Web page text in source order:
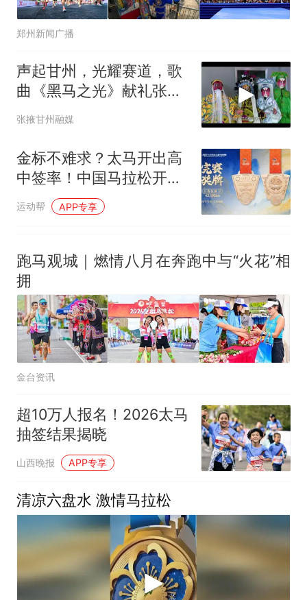
郑州新闻广播
声起甘州，光耀赛道，歌
曲《黑马之光》献礼张掖
黑河半程马拉松，9月19
张掖甘州融媒
金标不难求？太马开出高
中签率！中国马拉松开始
理性回归？
运动帮 APP专享
跑马观城｜燃情八月在奔跑中与“火花”相
拥
金台资讯
超10万人报名！2026太马
抽签结果揭晓
山西晚报 APP专享
清凉六盘水 激情马拉松